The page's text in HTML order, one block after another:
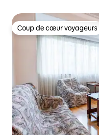
Coup de cœur voyageurs
Coup de cœur voyageurs